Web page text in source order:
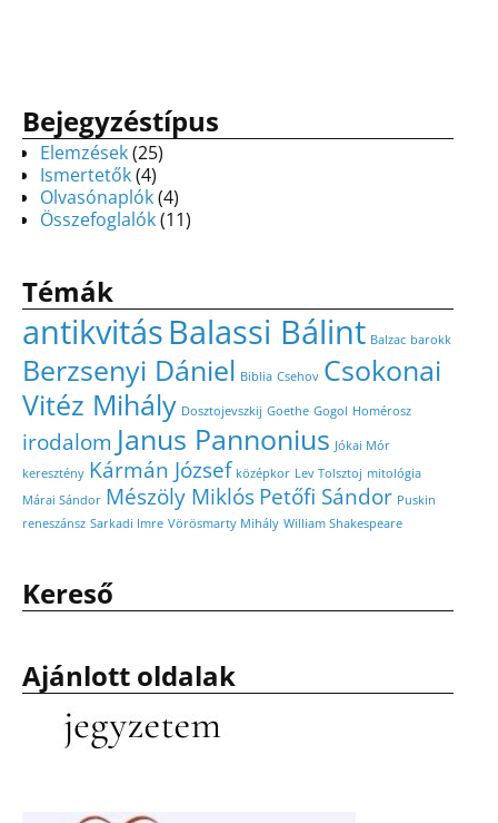
Bejegyzéstípus
Elemzések(25)
Ismertetők(4)
Olvasónaplók(4)
Összefoglalók(11)
Témák
antikvitásBalassi Bálint Balzac barokk
Berzsenyi Dániel Biblia Csehov Csokonai
Vitéz Mihály Dosztojevszkij Goethe Gogol Homérosz
irodalom Janus Pannonius Jókai Mór
keresztény Kármán József középkor Lev Tolsztoj mitológia
Márai Sándor Mészöly MiklósPetőfi Sándor Puskin
reneszánsz Sarkadi Imre Vörösmarty Mihály William Shakespeare
Kereső
Ajánlott oldalak